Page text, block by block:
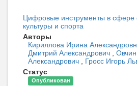
Цифровые инструменты в сфере
культуры и спорта
Авторы
Кириллова Ирина
Дмитрий Александрович ,
Александрович , Гросс Игорь
Статус
Опубликован